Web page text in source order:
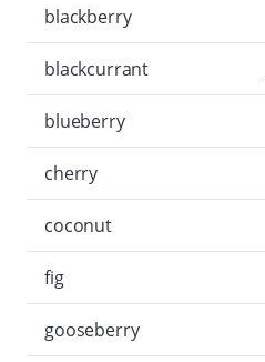
blackberry
blackcurrant
blueberry
cherry
coconut
fig
gooseberry